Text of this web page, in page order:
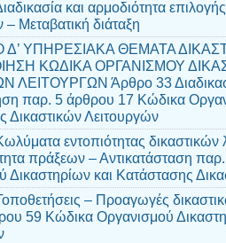
και αρμοδιότητα
Μεταβατική διάταξη
Δ’ ΥΠΗΡΕΣΙΑΚΑ ΘΕΜΑΤΑ
ΚΩΔΙΚΑ ΟΡΓΑΝΙΣΜΟΥ
ΛΕΙΤΟΥΡΓΩΝ Άρθρο 33
παρ. 5 άρθρου 17 Κώδικα
Δικαστικών Λειτουργών
εντοπιότητας
πράξεων – Αντικατάσταση
Δικαστηρίων και Κατάστασης
– Προαγωγές
59 Κώδικα Οργανισμού